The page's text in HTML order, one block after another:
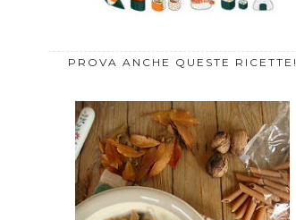
PROVA ANCHE QUESTE RICETTE!